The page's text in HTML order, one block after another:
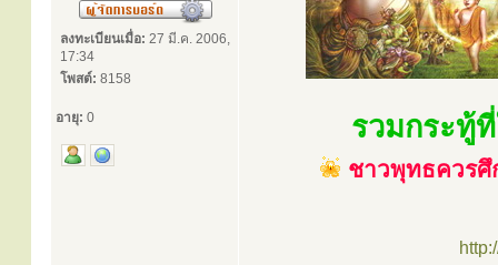
ลงทะเบียนเมื่อ: 27 มี.ค. 2006,
17:34
โพสต์: 8158
อายุ: 0 รวมกระทู้
ชาวพุทธควรศึ